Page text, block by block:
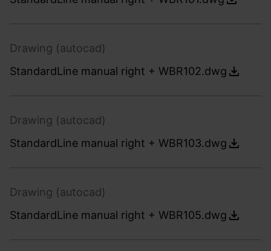
Drawing (autocad)
StandardLine manual right + WBR102.dwg
Drawing (autocad)
StandardLine manual right + WBR103.dwg
Drawing (autocad)
StandardLine manual right + WBR105.dwg